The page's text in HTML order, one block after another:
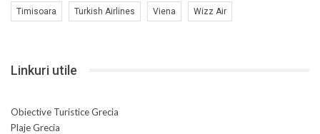
Timisoara Turkish Airlines Viena Wizz Air
Linkuri utile
Obiective Turistice Grecia
Plaje Grecia